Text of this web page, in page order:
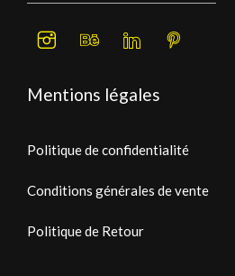
Mentions légales
Politique de confidentialité
Conditions générales de vente
Politique de Retour